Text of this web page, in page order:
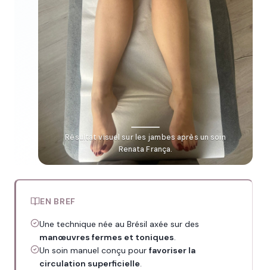
Résultat visuel sur les jambes après un soin
Renata França.
EN BREF
Une technique née au Brésil axée sur des
manœuvres fermes et toniques.
Un soin manuel conçu pour favoriser la
circulation superficielle.